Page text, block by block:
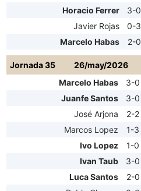
Horacio Ferrer
3-0
Javier Rojas
0-3
Marcelo Habas
2-0
Jornada 35
26/may/2026
Marcelo Habas
3-0
Juanfe Santos
3-0
José Arjona
2-2
Marcos Lopez
1-3
Ivo Lopez
1-0
Ivan Taub
3-0
Luca Santos
2-0